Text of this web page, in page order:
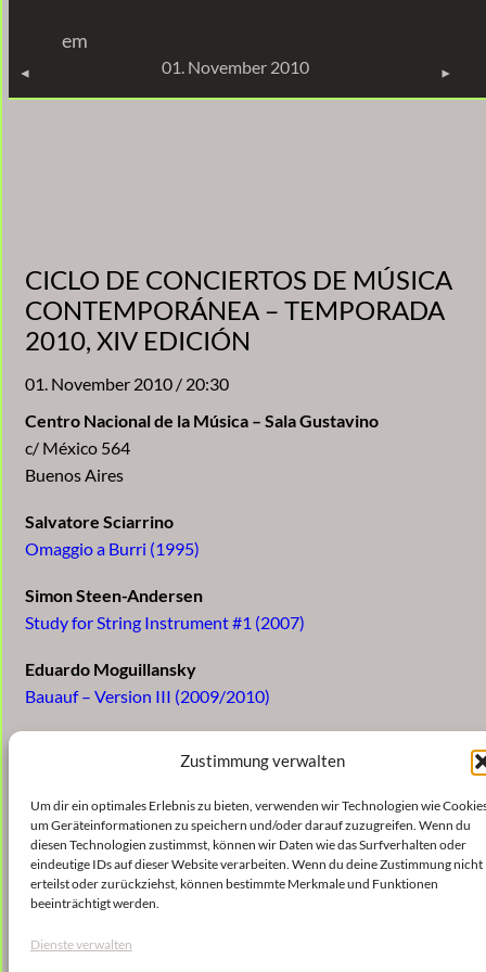
Zustimmung verwalten
Um dir ein optimales Erlebnis zu bieten, verwenden wir Technologien wie
um Geräteinformationen zu speichern und/oder darauf zuzugreifen. Wenn du
diesen Technologien zustimmst, können wir Daten wie das Surfverhalten oder
eindeutige IDs auf dieser Website verarbeiten. Wenn du deine Zustimmung nicht
erteilst oder zurückziehst, können bestimmte Merkmale und Funktionen
beeinträchtigt werden.
Dienste verwalten
springen
em
01. November 2010
CICLO DE CONCIERTOS DE MÚSICA
CONTEMPORÁNEA – TEMPORADA
2010, XIV EDICIÓN
01. November 2010 / 20:30
Centro Nacional de la Música – Sala Gustavino
c/ México 564
Buenos Aires
Salvatore Sciarrino
Omaggio a Burri (1995)
Simon Steen-Andersen
Study for String Instrument #1 (2007)
Eduardo Moguillansky
Bauauf – Version III (2009/2010)
Enno Poppe
Trauben (2004)
Simon Steen-Andersen
Study for String Instrument #2 (2009)